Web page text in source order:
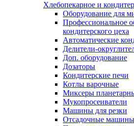
Хлебопекарное и
Оборудование для
Профессиональное
кондитерского цеха
Автоматические
Делители-
Доп. оборудование
Дозаторы
Кондитерские печи
Котлы варочные
Миксеры
Мукопросеиватели
Машины для резки
Отсадочные машины